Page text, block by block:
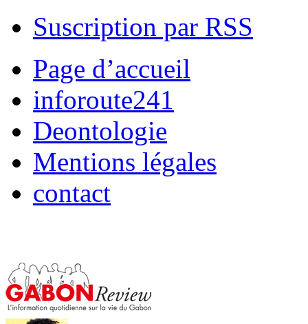
Suscription par RSS
Page d’accueil
inforoute241
Deontologie
Mentions légales
contact